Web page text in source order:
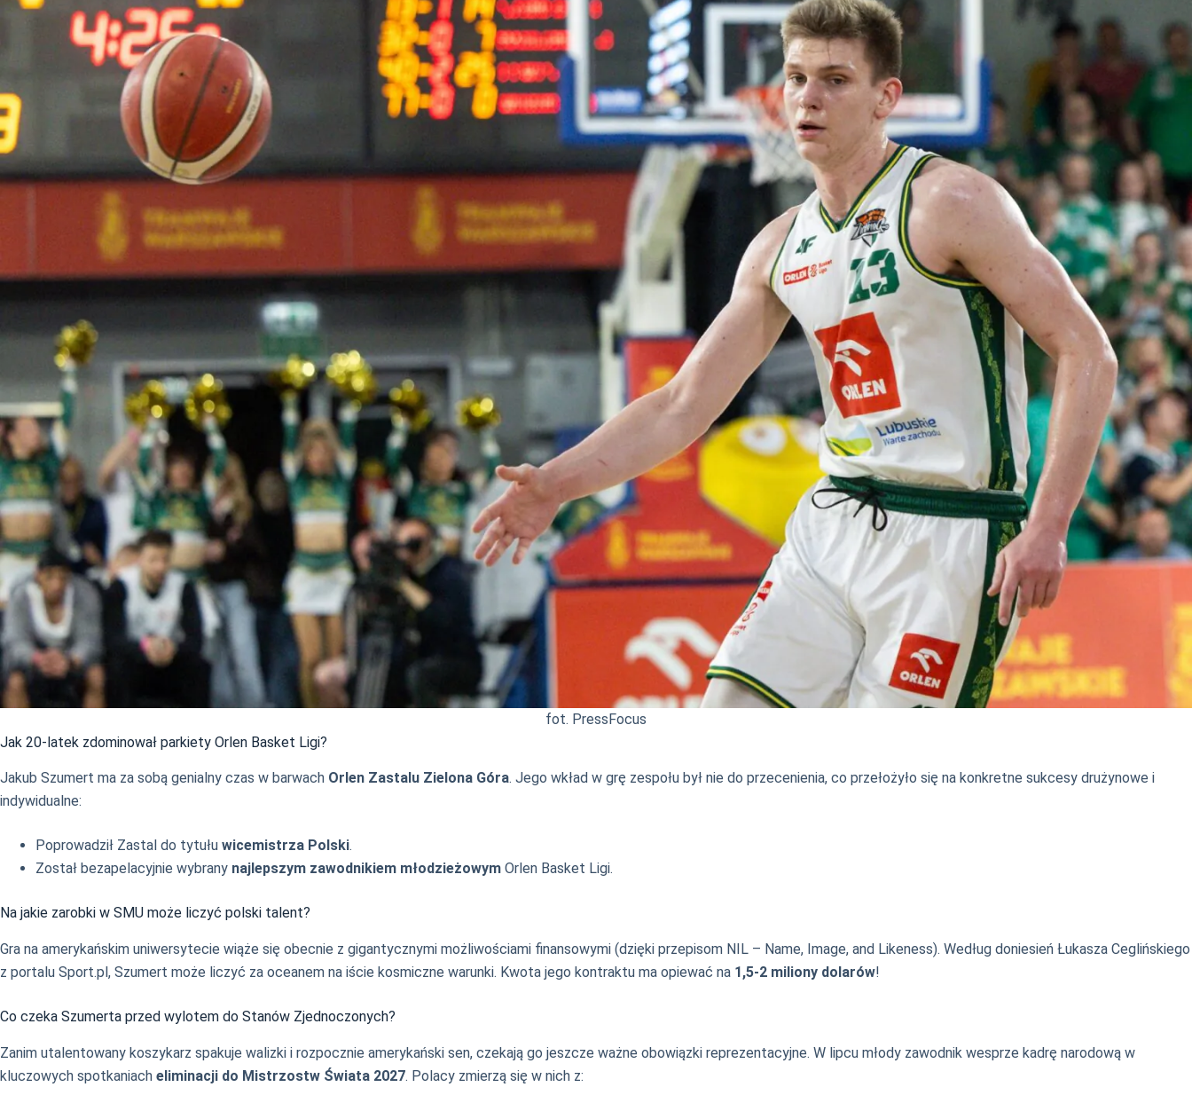
fot. PressFocus
Jak 20-latek zdominował parkiety Orlen Basket Ligi?
Jakub Szumert ma za sobą genialny czas w barwach Orlen Zastalu Zielona Góra. Jego wkład w grę zespołu był nie do przecenienia, co przełożyło się na konkretne sukcesy drużynowe i
indywidualne:
Poprowadził Zastal do tytułu wicemistrza Polski.
Został bezapelacyjnie wybrany najlepszym zawodnikiem młodzieżowym Orlen Basket Ligi.
Na jakie zarobki w SMU może liczyć polski talent?
Gra na amerykańskim uniwersytecie wiąże się obecnie z gigantycznymi możliwościami finansowymi (dzięki przepisom NIL – Name, Image, and Likeness). Według doniesień Łukasza Ceglińskiego
z portalu Sport.pl, Szumert może liczyć za oceanem na iście kosmiczne warunki. Kwota jego kontraktu ma opiewać na 1,5-2 miliony dolarów!
Co czeka Szumerta przed wylotem do Stanów Zjednoczonych?
Zanim utalentowany koszykarz spakuje walizki i rozpocznie amerykański sen, czekają go jeszcze ważne obowiązki reprezentacyjne. W lipcu młody zawodnik wesprze kadrę narodową w
kluczowych spotkaniach eliminacji do Mistrzostw Świata 2027. Polacy zmierzą się w nich z: